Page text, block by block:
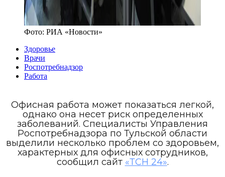
Фото: РИА «Новости»
Здоровье
Врачи
Роспотребнадзор
Работа
Офисная работа может показаться легкой,
однако она несет риск определенных
заболеваний. Специалисты Управления
Роспотребнадзора по Тульской области
выделили несколько проблем со здоровьем,
характерных для офисных сотрудников,
сообщил сайт «ТСН 24».